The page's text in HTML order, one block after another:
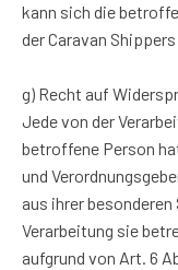
kann sich die
der Caravan
g) Recht auf
Jede von der
betroffene Person
und
aus ihrer
Verarbeitung sie
aufgrund von Art. 6